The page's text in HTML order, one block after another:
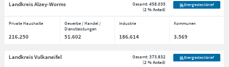
Landkreis Alzey-Worms Gesamt:458.035
(2 % Anteil)
Energiesteckbrief
Private Haushalte
Gewerbe / Handel /
Dienstleistungen
Industrie Kommunen
216.250 51.602 186.614 3.569
Landkreis Vulkaneifel Gesamt:373.832
(2 % Anteil)
Energiesteckbrief